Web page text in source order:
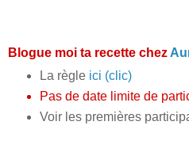
Blogue moi ta recette chez
La règle ici (clic)
Pas de date limite de
Voir les premières